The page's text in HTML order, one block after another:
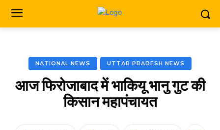
NATIONAL NEWS UTTAR PRADESH NEWS
आज फिरोजाबाद में भाकियू भानु गुट की
किसान महापंचायत